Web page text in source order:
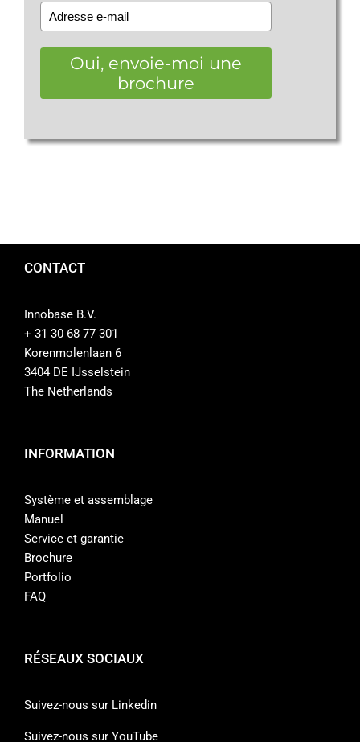
Oui, envoie-moi une
brochure
CONTACT
Innobase B.V.
+ 31 30 68 77 301
Korenmolenlaan 6
3404 DE IJsselstein
The Netherlands
INFORMATION
Système et assemblage
Manuel
Service et garantie
Brochure
Portfolio
FAQ
RÉSEAUX SOCIAUX
Suivez-nous sur Linkedin
Suivez-nous sur YouTube